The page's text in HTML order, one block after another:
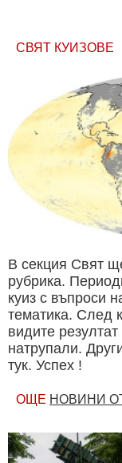
СВЯТ КУИЗОВЕ
В секция Свят
рубрика.
куиз с въпроси
тематика. След
видите
натрупали.
тук. Успех !
ОЩЕ НОВИНИ